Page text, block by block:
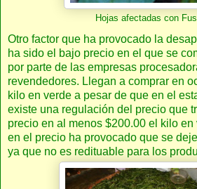
Hojas afectadas con
Otro factor que ha provocado la
ha sido el bajo precio en el que se
por parte de las empresas
revendedores. Llegan a comprar en
kilo en verde a pesar de que en el
existe una regulación del precio que
precio en al menos $200.00 el kilo
en el precio ha provocado que se
ya que no es redituable para los